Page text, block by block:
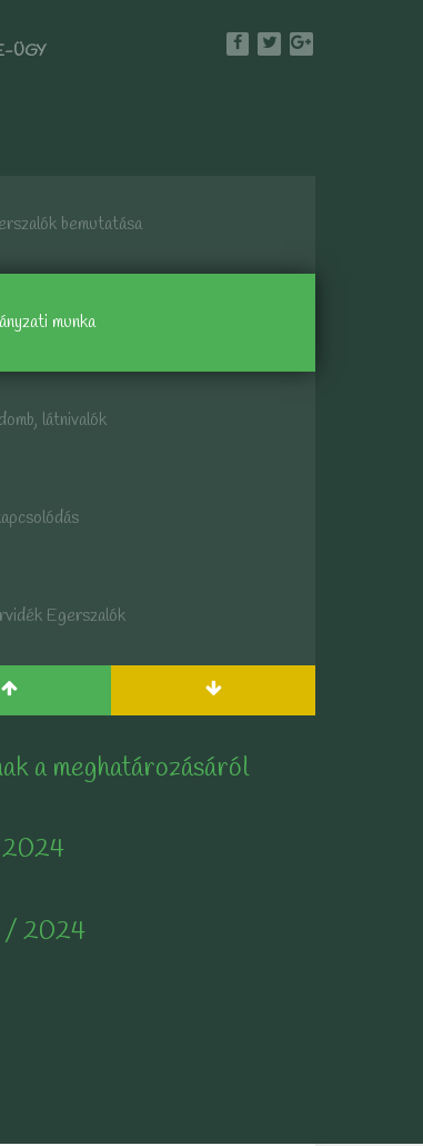
ÜGY
bemutatása
munka
látnivalók
Egerszalók
a meghatározásáról
/ 2024